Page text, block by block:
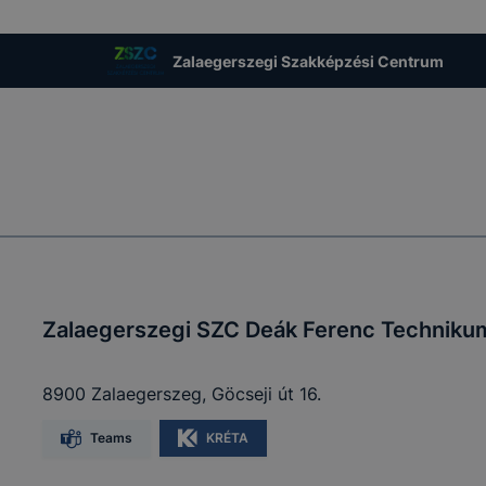
Zalaegerszegi Szakképzési Centrum
Zalaegerszegi SZC Deák Ferenc
8900 Zalaegerszeg, Göcseji út 16.
Teams KRÉTA